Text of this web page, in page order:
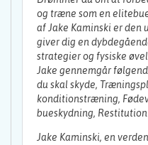
og træne som en
af Jake Kaminski er
giver dig en
strategier og fysiske
Jake gennemgår
du skal skyde,
konditionstræning,
bueskydning,
Jake Kaminski, en